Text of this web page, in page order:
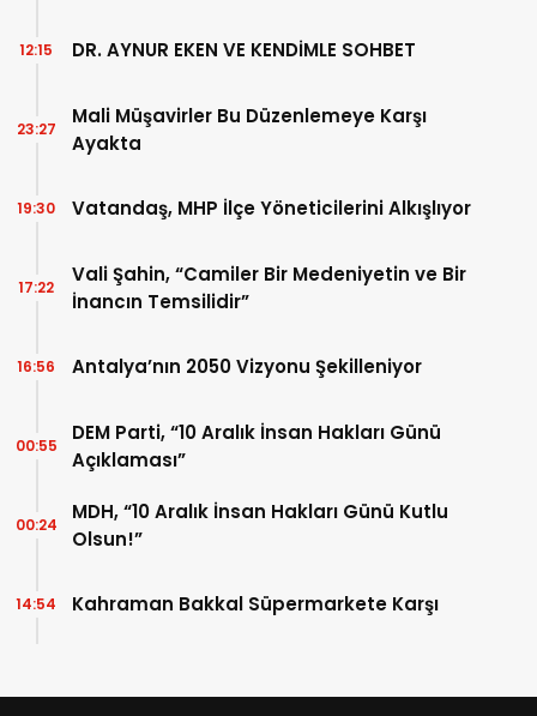
DR. AYNUR EKEN VE KENDİMLE SOHBET
12:15
Mali Müşavirler Bu Düzenlemeye Karşı
Ayakta
23:27
Vatandaş, MHP İlçe Yöneticilerini Alkışlıyor
19:30
Vali Şahin, “Camiler Bir Medeniyetin ve Bir
İnancın Temsilidir”
17:22
Antalya’nın 2050 Vizyonu Şekilleniyor
16:56
DEM Parti, “10 Aralık İnsan Hakları Günü
Açıklaması”
00:55
MDH, “10 Aralık İnsan Hakları Günü Kutlu
Olsun!”
00:24
Kahraman Bakkal Süpermarkete Karşı
14:54